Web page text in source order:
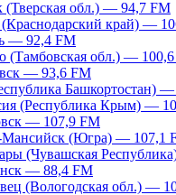
(Тверская обл.) — 94,7 FM
(Краснодарский край) —
— 92,4 FM
(Тамбовская обл.) —
— 93,6 FM
Башкортостан)
(Республика Крым) —
— 107,9 FM
(Югра) — 107,1
(Чувашская
— 88,4 FM
(Вологодская обл.) —